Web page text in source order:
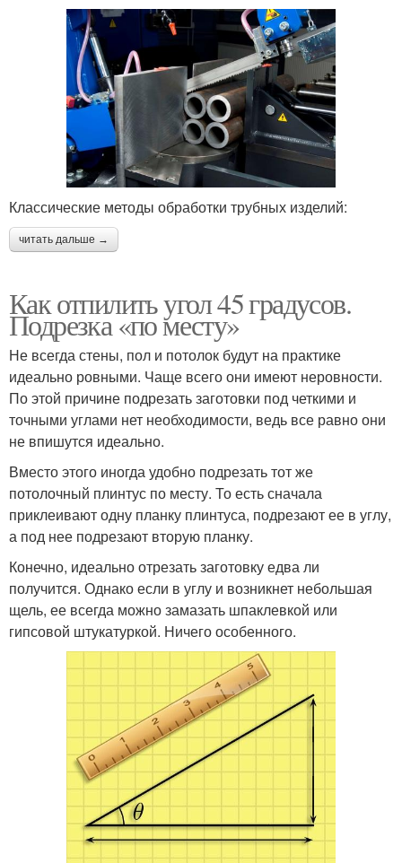
Классические методы обработки трубных изделий:
читать дальше →
Как отпилить угол 45 градусов.
Подрезка «по месту»
Не всегда стены, пол и потолок будут на практике
идеально ровными. Чаще всего они имеют неровности.
По этой причине подрезать заготовки под четкими и
точными углами нет необходимости, ведь все равно они
не впишутся идеально.
Вместо этого иногда удобно подрезать тот же
потолочный плинтус по месту. То есть сначала
приклеивают одну планку плинтуса, подрезают ее в углу,
а под нее подрезают вторую планку.
Конечно, идеально отрезать заготовку едва ли
получится. Однако если в углу и возникнет небольшая
щель, ее всегда можно замазать шпаклевкой или
гипсовой штукатуркой. Ничего особенного.